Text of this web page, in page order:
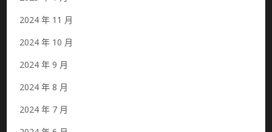
2024 年 11 月
2024 年 10 月
2024 年 9 月
2024 年 8 月
2024 年 7 月